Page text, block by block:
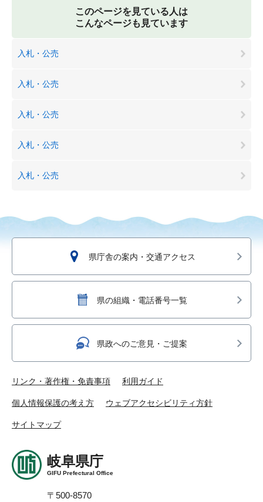
このページを見ている人は
こんなページも見ています
入札・公売
入札・公売
入札・公売
入札・公売
入札・公売
県庁舎の案内・交通アクセス
県の組織・電話番号一覧
県政へのご意見・ご提案
リンク・著作権・免責事項 利用ガイド
個人情報保護の考え方 ウェブアクセシビリティ方針
サイトマップ
岐阜県庁
GIFU Prefectural Office
〒500-8570